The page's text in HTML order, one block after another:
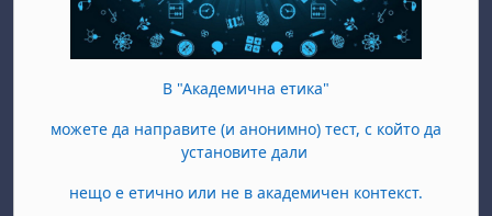
В "Академична етика"
можете да направите (и анонимно) тест, с който да
установите дали
нещо е етично или не в академичен контекст.